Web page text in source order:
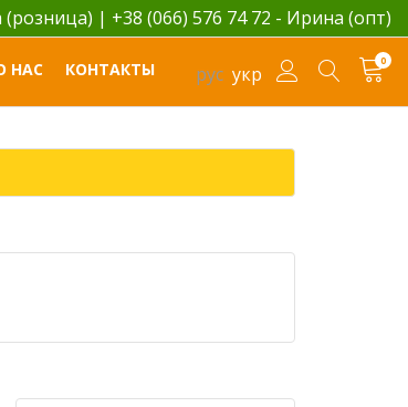
(розница) | +38 (066) 576 74 72 - Ирина (опт)
рус укр
0
НАС КОНТАКТЫ